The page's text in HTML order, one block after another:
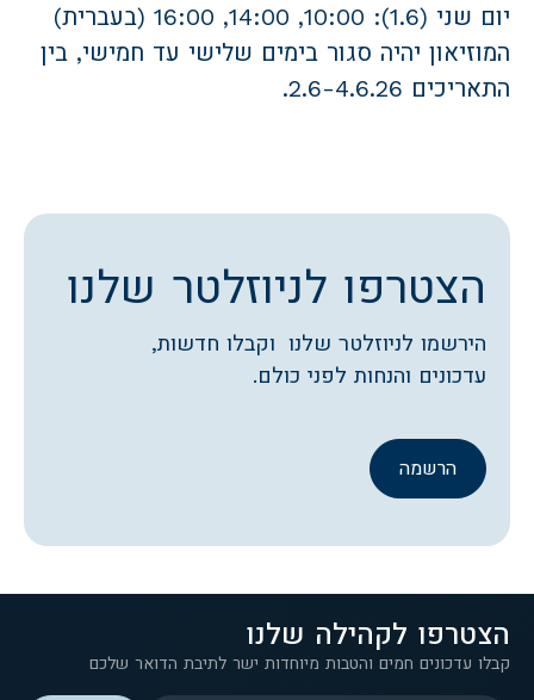
יום שני (1.6): 10:00, 14:00, 16:00 (בעברית)
המוזיאון יהיה סגור בימים שלישי עד חמישי, בין
התאריכים 2.6-4.6.26.
הצטרפו לניוזלטר שלנו
הירשמו לניוזלטר שלנו וקבלו חדשות,
עדכונים והנחות לפני כולם.
הרשמה
הצטרפו לקהילה שלנו
קבלו עדכונים חמים והטבות מיוחדות ישר לתיבת הדואר שלכם